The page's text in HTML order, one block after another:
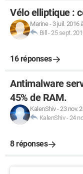
Vélo elliptique :
Marine- 3 juil. 2016
Bill -25 sept.
16 réponses
Antimalware
45% de RAM.
KalenShiv-23 nov.
KalenShiv-24
8 réponses